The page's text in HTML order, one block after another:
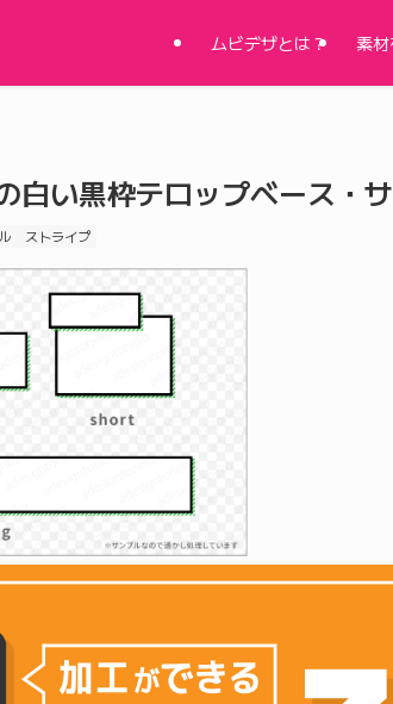
ムビデザとは？ 素
白い黒枠テロップベース・
ストライプ